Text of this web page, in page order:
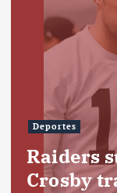
Deportes
Raiders
Crosby